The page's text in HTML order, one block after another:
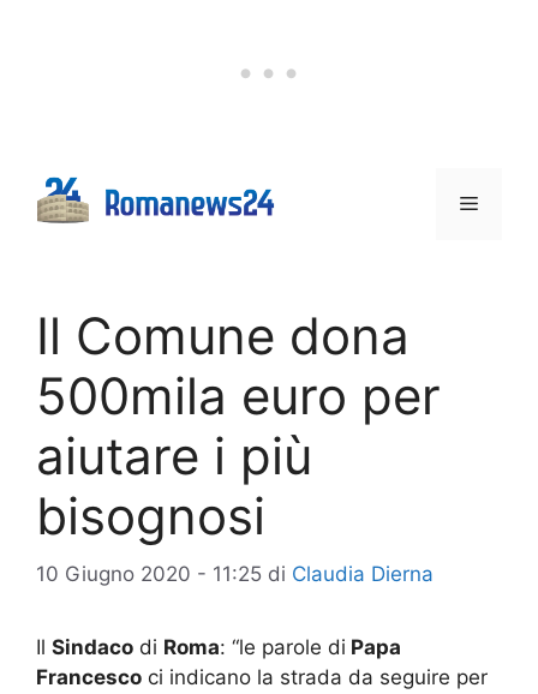
Menu
Il Comune dona
500mila euro per
aiutare i più
bisognosi
10 Giugno 2020 - 11:25 di Claudia Dierna
Il Sindaco di Roma: “le parole di Papa
Francesco ci indicano la strada da seguire per